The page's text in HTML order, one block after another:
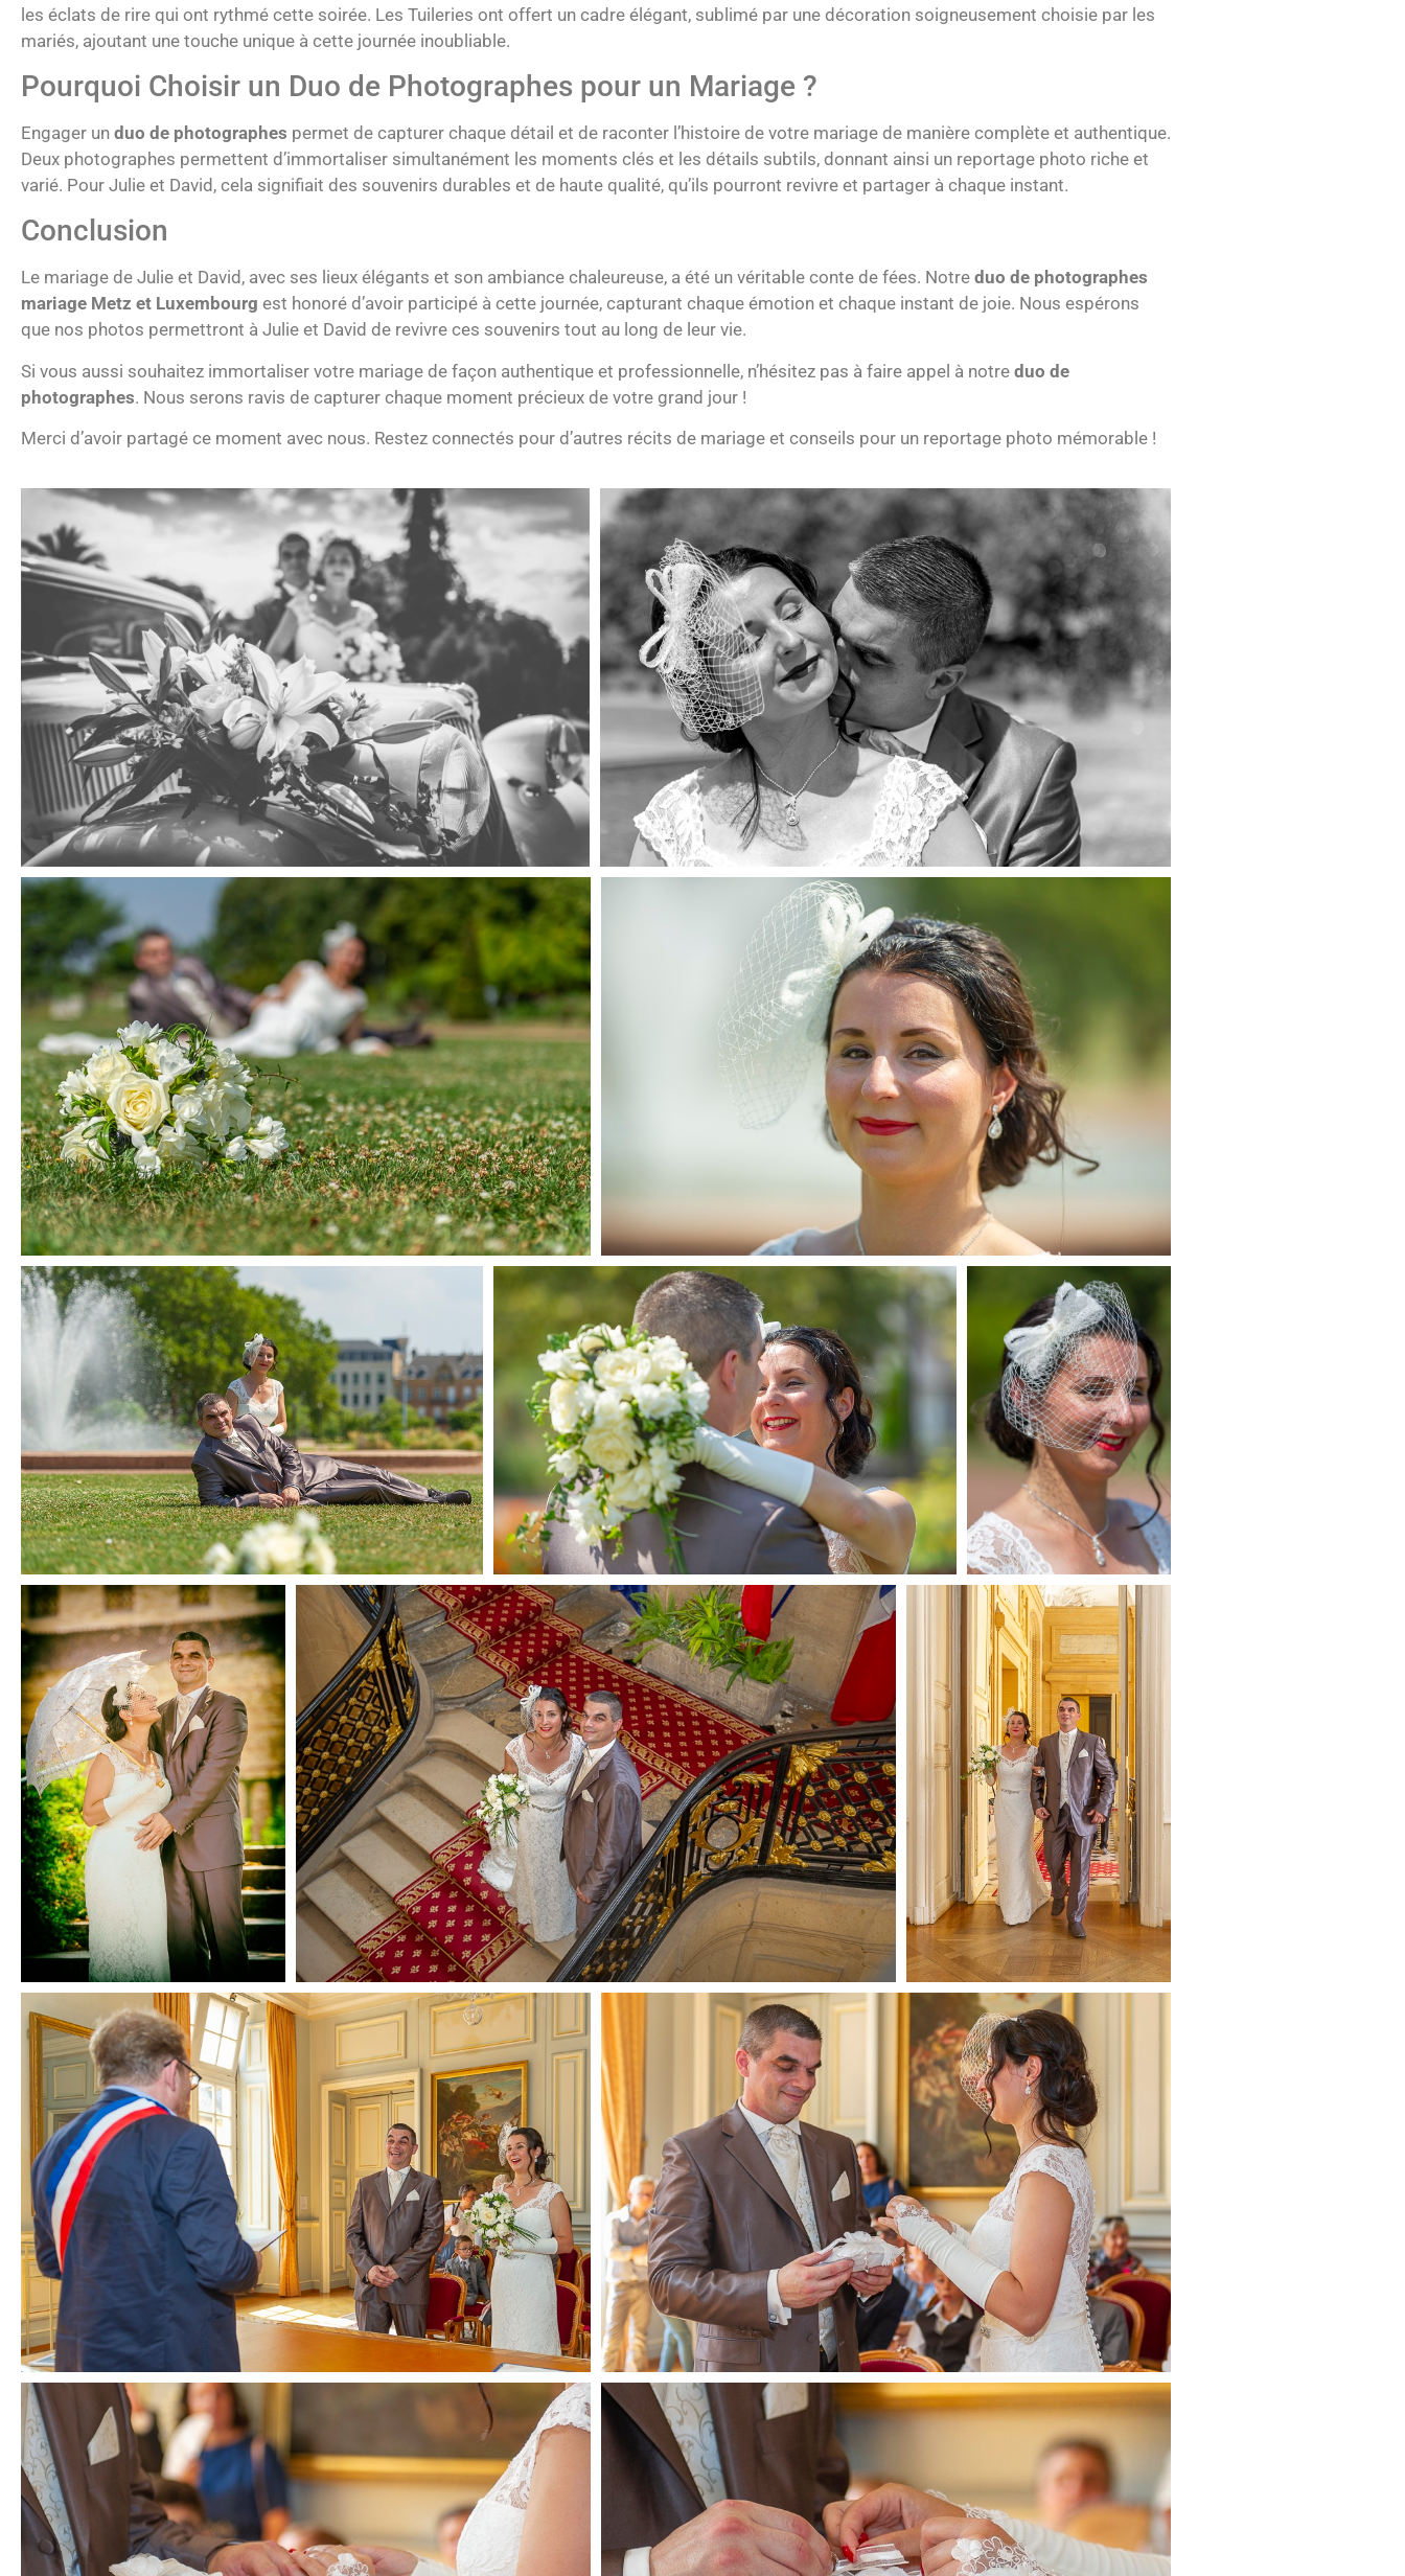
les éclats de rire qui ont rythmé cette soirée. Les Tuileries ont offert un cadre élégant, sublimé par une décoration soigneusement choisie par les
mariés, ajoutant une touche unique à cette journée inoubliable.
Pourquoi Choisir un Duo de Photographes pour un Mariage ?
Engager un duo de photographes permet de capturer chaque détail et de raconter l’histoire de votre mariage de manière complète et authentique.
Deux photographes permettent d’immortaliser simultanément les moments clés et les détails subtils, donnant ainsi un reportage photo riche et
varié. Pour Julie et David, cela signifiait des souvenirs durables et de haute qualité, qu’ils pourront revivre et partager à chaque instant.
Conclusion
Le mariage de Julie et David, avec ses lieux élégants et son ambiance chaleureuse, a été un véritable conte de fées. Notre duo de photographes
mariage Metz et Luxembourg est honoré d’avoir participé à cette journée, capturant chaque émotion et chaque instant de joie. Nous espérons
que nos photos permettront à Julie et David de revivre ces souvenirs tout au long de leur vie.
Si vous aussi souhaitez immortaliser votre mariage de façon authentique et professionnelle, n’hésitez pas à faire appel à notre duo de
photographes. Nous serons ravis de capturer chaque moment précieux de votre grand jour !
Merci d’avoir partagé ce moment avec nous. Restez connectés pour d’autres récits de mariage et conseils pour un reportage photo mémorable !